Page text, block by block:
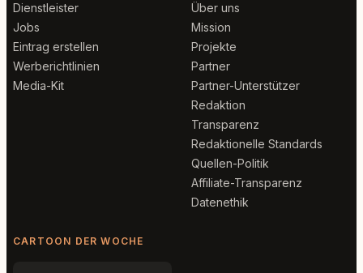
Dienstleister
Jobs
Eintrag erstellen
Werberichtlinien
Media-Kit
Über uns
Mission
Projekte
Partner
Partner-Unterstützer
Redaktion
Transparenz
Redaktionelle Standards
Quellen-Politik
Affiliate-Transparenz
Datenethik
CARTOON DER WOCHE